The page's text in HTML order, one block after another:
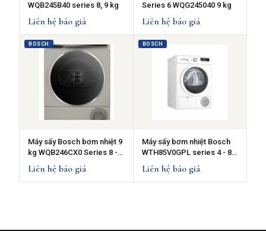
WQB245B40 series 8, 9 kg
Liên hệ báo giá
Series 6 WQG245040 9 kg
Liên hệ báo giá
BOSCH
Máy sấy Bosch bơm nhiệt 9
kg WQB246CX0 Series 8 -
inox, 2024
Liên hệ báo giá
BOSCH
Máy sấy bơm nhiệt Bosch
WTH85V0GPL series 4 - 8
Liên hệ báo giá